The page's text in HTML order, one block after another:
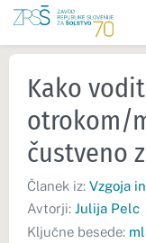
Kako
otrokom/
čustveno
Članek iz: Vzgoja
Avtorji: Julija Pelc
Ključne besede: